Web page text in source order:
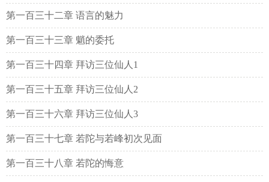
第一百三十二章 语言的魅力
第一百三十三章 魈的委托
第一百三十四章 拜访三位仙人1
第一百三十五章 拜访三位仙人2
第一百三十六章 拜访三位仙人3
第一百三十七章 若陀与若峰初次见面
第一百三十八章 若陀的悔意